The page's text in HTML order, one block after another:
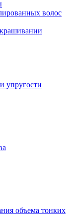
волос
упругости
объема тонких